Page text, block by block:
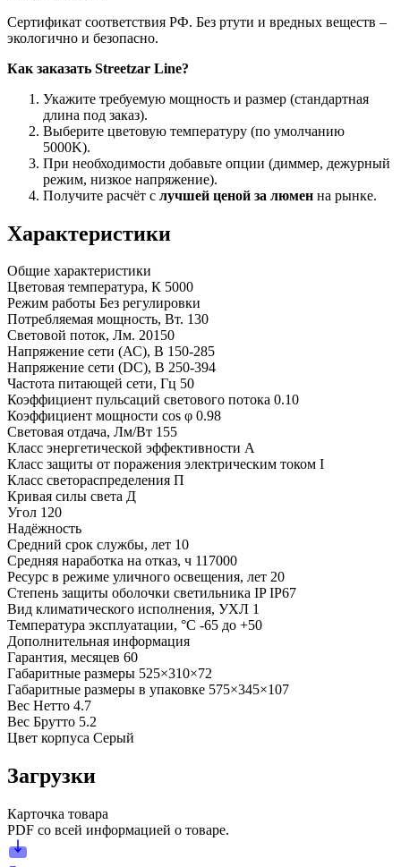
Сертификат соответствия РФ. Без ртути и вредных веществ –
экологично и безопасно.
Как заказать Streetzar Line?
Укажите требуемую мощность и размер (стандартная
длина под заказ).
Выберите цветовую температуру (по умолчанию
5000K).
При необходимости добавьте опции (диммер, дежурный
режим, низкое напряжение).
Получите расчёт с лучшей ценой за люмен на рынке.
Характеристики
Общие характеристики
Цветовая температура, К 5000
Режим работы Без регулировки
Потребляемая мощность, Вт. 130
Световой поток, Лм. 20150
Напряжение сети (АС), В 150-285
Напряжение сети (DC), В 250-394
Частота питающей сети, Гц 50
Коэффициент пульсаций светового потока 0.10
Коэффициент мощности cos φ 0.98
Световая отдача, Лм/Вт 155
Класс энергетической эффективности A
Класс защиты от поражения электрическим током I
Класс светораспределения П
Кривая силы света Д
Угол 120
Надёжность
Средний срок службы, лет 10
Средняя наработка на отказ, ч 117000
Ресурс в режиме уличного освещения, лет 20
Степень защиты оболочки светильника IP IP67
Вид климатического исполнения, УХЛ 1
Температура эксплуатации, °С -65 до +50
Дополнительная информация
Гарантия, месяцев 60
Габаритные размеры 525×310×72
Габаритные размеры в упаковке 575×345×107
Вес Нетто 4.7
Вес Брутто 5.2
Цвет корпуса Серый
Загрузки
Карточка товара
PDF со всей информацией о товаре.